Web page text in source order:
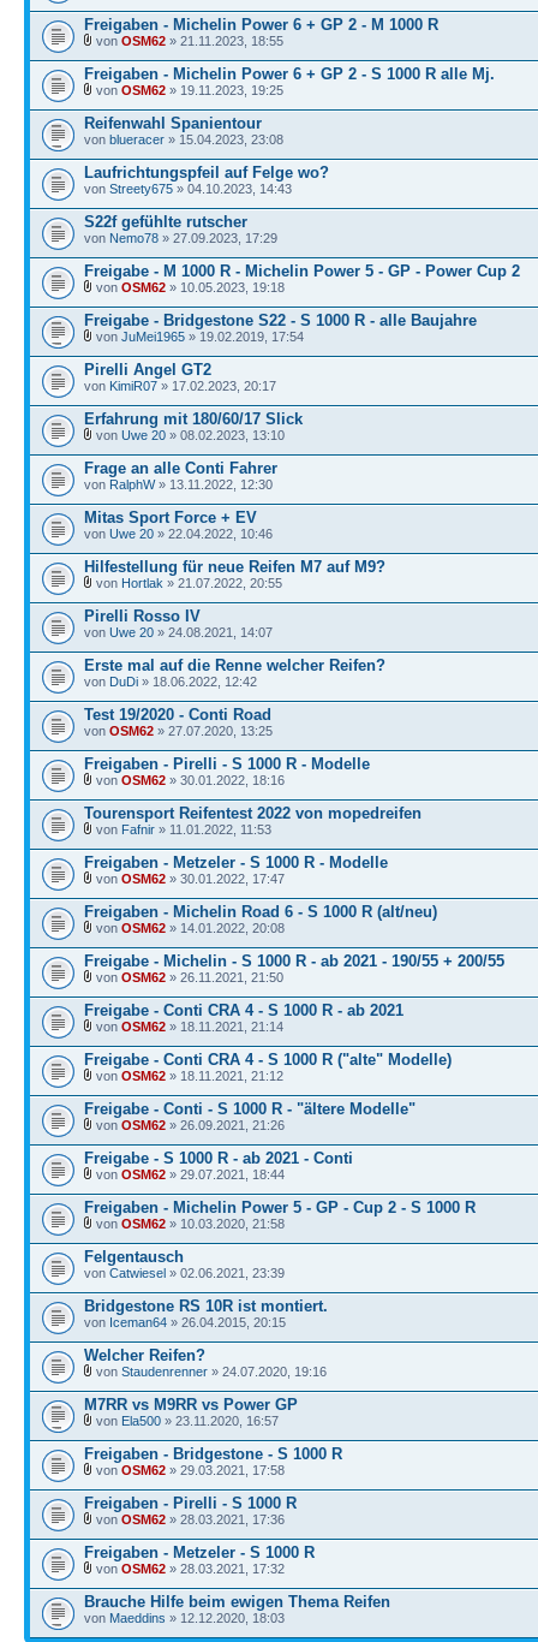
Freigaben - Michelin Power 6 + GP 2 - M 1000 R
von OSM62 » 21.11.2023, 18:55
Freigaben - Michelin Power 6 + GP 2 - S 1000 R alle Mj.
von OSM62 » 19.11.2023, 19:25
Reifenwahl Spanientour
von blueracer » 15.04.2023, 23:08
Laufrichtungspfeil auf Felge wo?
von Streety675 » 04.10.2023, 14:43
S22f gefühlte rutscher
von Nemo78 » 27.09.2023, 17:29
Freigabe - M 1000 R - Michelin Power 5 - GP - Power Cup 2
von OSM62 » 10.05.2023, 19:18
Freigabe - Bridgestone S22 - S 1000 R - alle Baujahre
von JuMei1965 » 19.02.2019, 17:54
Pirelli Angel GT2
von KimiR07 » 17.02.2023, 20:17
Erfahrung mit 180/60/17 Slick
von Uwe 20 » 08.02.2023, 13:10
Frage an alle Conti Fahrer
von RalphW» 13.11.2022, 12:30
Mitas Sport Force + EV
von Uwe 20 » 22.04.2022, 10:46
Hilfestellung für neue Reifen M7 auf M9?
von Hortlak » 21.07.2022, 20:55
Pirelli Rosso IV
von Uwe 20 » 24.08.2021, 14:07
Erste mal auf die Renne welcher Reifen?
von DuDi » 18.06.2022, 12:42
Test 19/2020 - Conti Road
von OSM62 » 27.07.2020, 13:25
Freigaben - Pirelli - S 1000 R - Modelle
von OSM62 » 30.01.2022, 18:16
Tourensport Reifentest 2022 von mopedreifen
von Fafnir » 11.01.2022, 11:53
Freigaben - Metzeler - S 1000 R - Modelle
von OSM62 » 30.01.2022, 17:47
Freigaben - Michelin Road 6 - S 1000 R (alt/neu)
von OSM62 » 14.01.2022, 20:08
Freigabe - Michelin - S 1000 R - ab 2021 - 190/55 + 200/55
von OSM62 » 26.11.2021, 21:50
Freigabe - Conti CRA 4 - S 1000 R - ab 2021
von OSM62 » 18.11.2021, 21:14
Freigabe - Conti CRA 4 - S 1000 R ("alte" Modelle)
von OSM62 » 18.11.2021, 21:12
Freigabe - Conti - S 1000 R - "ältere Modelle"
von OSM62 » 26.09.2021, 21:26
Freigabe - S 1000 R - ab 2021 - Conti
von OSM62 » 29.07.2021, 18:44
Freigaben - Michelin Power 5 - GP - Cup 2 - S 1000 R
von OSM62 » 10.03.2020, 21:58
Felgentausch
von Catwiesel » 02.06.2021, 23:39
Bridgestone RS 10R ist montiert.
von Iceman64 » 26.04.2015, 20:15
Welcher Reifen?
von Staudenrenner » 24.07.2020, 19:16
M7RR vs M9RR vs Power GP
von Ela500 » 23.11.2020, 16:57
Freigaben - Bridgestone - S 1000 R
von OSM62 » 29.03.2021, 17:58
Freigaben - Pirelli - S 1000 R
von OSM62 » 28.03.2021, 17:36
Freigaben - Metzeler - S 1000 R
von OSM62 » 28.03.2021, 17:32
Brauche Hilfe beim ewigen Thema Reifen
von Maeddins » 12.12.2020, 18:03